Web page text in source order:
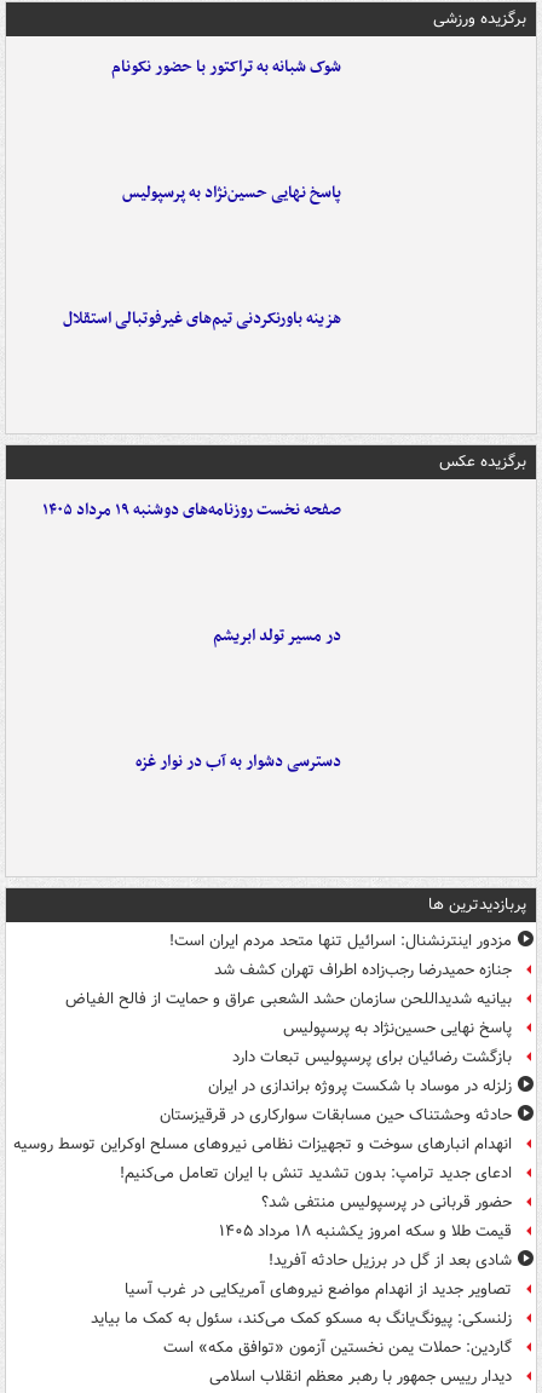
برگزیده ورزشی
شوک شبانه به تراکتور با حضور نکونام
پاسخ نهایی حسین‌نژاد به پرسپولیس
هزینه باورنکردنی تیم‌های غیرفوتبالی استقلال
برگزیده عکس
صفحه نخست روزنامه‌های دوشنبه ۱۹ مرداد ۱۴۰۵
در مسیر تولد ابریشم
دسترسی دشوار به آب در نوار غزه
پربازدیدترین ها
مزدور اینترنشنال: اسرائیل تنها متحد مردم ایران است!
جنازه حمیدرضا رجب‌زاده اطراف تهران کشف شد
بیانیه شدیداللحن سازمان حشد الشعبی عراق و حمایت از فالح الفیاض
پاسخ نهایی حسین‌نژاد به پرسپولیس
بازگشت رضائیان برای پرسپولیس تبعات دارد
زلزله در موساد با شکست پروژه براندازی در ایران
حادثه وحشتناک حین مسابقات سوارکاری در قرقیزستان
انهدام انبارهای سوخت و تجهیزات نظامی نیروهای مسلح اوکراین توسط روسیه
ادعای جدید ترامپ: بدون تشدید تنش با ایران تعامل می‌کنیم!
حضور قربانی در پرسپولیس منتفی شد؟
قیمت طلا و سکه امروز یکشنبه ۱۸ مرداد ۱۴۰۵
شادی بعد از گل در برزیل حادثه آفرید!
تصاویر جدید از انهدام مواضع نیروهای آمریکایی در غرب آسیا
زلنسکی: پیونگ‌یانگ به مسکو کمک می‌کند، سئول به کمک ما بیاید
گاردین: حملات یمن نخستین آزمون «توافق مکه» است
دیدار رییس جمهور با رهبر معظم انقلاب اسلامی